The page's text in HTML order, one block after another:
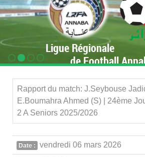
Ligue Régionale
de Football
Rapport du match: J.Seybouse
E.Boumahra Ahmed (S) | 24ème
2 A Seniors 2025/2026
Date : vendredi 06 mars 2026